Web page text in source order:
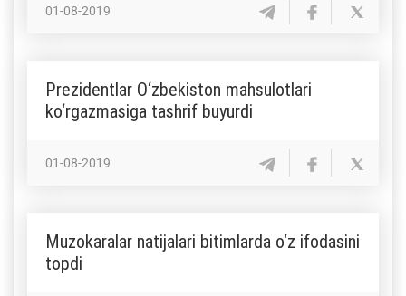
01-08-2019
Prezidentlar O‘zbekiston mahsulotlari
ko‘rgazmasiga tashrif buyurdi
01-08-2019
Muzokaralar natijalari bitimlarda o‘z ifodasini
topdi